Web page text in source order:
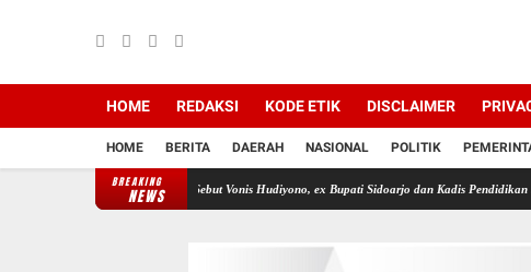
HOME REDAKSI KODE ETIK DISCLAIMER
HOME BERITA DAERAH NASIONAL POLITIK
BREAKING
NEWS
ke Kajati. PKN Sebut Vonis Hudiyono, ex Bupati Sidoarjo dan Kadis Pendidikan Jatim Bukti